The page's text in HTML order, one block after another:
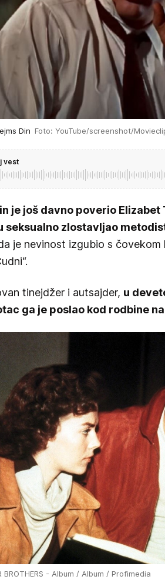
Din Foto: YouTube/screenshot/
vest
je još davno poverio Elizabet
seksualno zlostavljao
je nevinost izgubio s čovekom
tinejdžer i autsajder, u
ga je poslao kod rodbine
BROTHERS - Album / Album / Profimedia